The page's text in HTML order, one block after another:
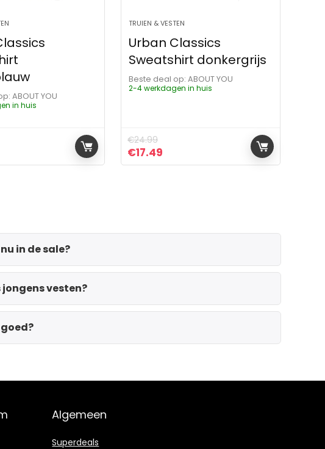
ABOUT YOU
in huis
prijs was: €39.99.
prijs is: €31.99.
TRUIEN & VESTEN
Urban Classics
Sweatshirt donkergrijs
Beste deal op:
ABOUT YOU
2-4 werkdagen in huis
€24.99
Oorspronkelijke prijs was: €24.99.
€17.49 Huidige prijs is: €17.49.
in de sale?
vesten?
Algemeen
Superdeals